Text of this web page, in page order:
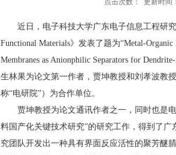
点击次数： 更新时间
近日，电子科技大学广东电子信息工程研究
Functional Materials》发表了题为“Metal-
Membranes as Anionphilic Separators for
生林果为论文第一作者，贾坤教授和刘孝波教
称“电研院”）为合作单位。
贾坤教授为论文通讯作者之一，同时也是电
料国产化关键技术研究”的研究工作，得到了
究团队开发出一种具有界面反应活性的聚芳醚